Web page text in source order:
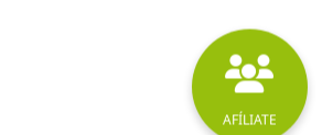
AFÍLIATE